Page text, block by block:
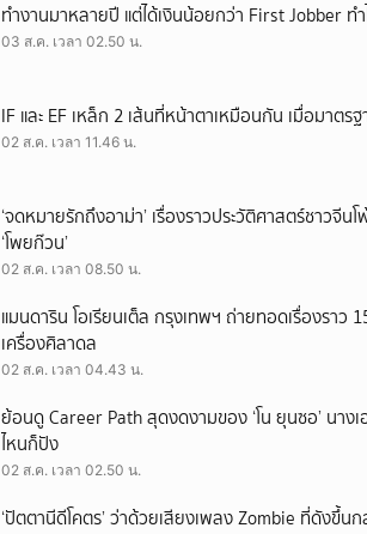
ทำงานมาหลายปี แต่ได้เงินน้อยกว่า First Jobber ท
03 ส.ค. เวลา 02.50 น.
IF และ EF เหล็ก 2 เส้นที่หน้าตาเหมือนกัน เมื่อมาต
02 ส.ค. เวลา 11.46 น.
‘จดหมายรักถึงอาม่า’ เรื่องราวประวัติศาสตร์ชาวจี
‘โพยก๊วน’
02 ส.ค. เวลา 08.50 น.
แมนดาริน โอเรียนเต็ล กรุงเทพฯ ถ่ายทอดเรื่องราว
เครื่องศิลาดล
02 ส.ค. เวลา 04.43 น.
ย้อนดู Career Path สุดงดงามของ ‘โน ยุนซอ’ นา
ไหนก็ปัง
02 ส.ค. เวลา 02.50 น.
‘ปัตตานีดีโคตร’ ว่าด้วยเสียงเพลง Zombie ที่ดังขึ้น